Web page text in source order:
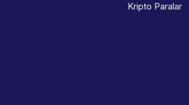
Kripto Paralar